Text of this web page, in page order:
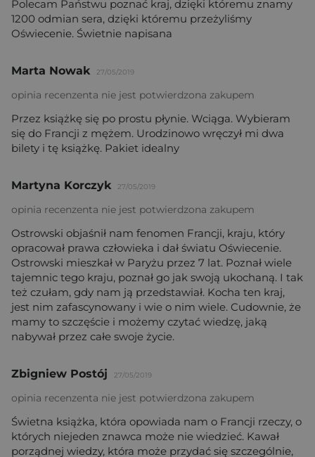
Polecam Państwu poznać kraj, dzięki któremu znamy
1200 odmian sera, dzięki któremu przeżyliśmy
Oświecenie. Świetnie napisana
Marta Nowak 27/05/2019
opinia recenzenta nie jest potwierdzona zakupem
Przez książkę się po prostu płynie. Wciąga. Wybieram
się do Francji z mężem. Urodzinowo wręczył mi dwa
bilety i tę książkę. Pakiet idealny
Martyna Korczyk 27/05/2019
opinia recenzenta nie jest potwierdzona zakupem
Ostrowski objaśnił nam fenomen Francji, kraju, który
opracował prawa człowieka i dał światu Oświecenie.
Ostrowski mieszkał w Paryżu przez 7 lat. Poznał wiele
tajemnic tego kraju, poznał go jak swoją ukochaną. I tak
też czułam, gdy nam ją przedstawiał. Kocha ten kraj,
jest nim zafascynowany i wie o nim wiele. Cudownie, że
mamy to szczęście i możemy czytać wiedzę, jaką
nabywał przez całe swoje życie.
Zbigniew Postój 27/05/2019
opinia recenzenta nie jest potwierdzona zakupem
Świetna książka, która opowiada nam o Francji rzeczy, o
których niejeden znawca może nie wiedzieć. Kawał
porządnej wiedzy, która może przydać się szczególnie,